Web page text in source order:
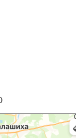
Яндекс.Карты